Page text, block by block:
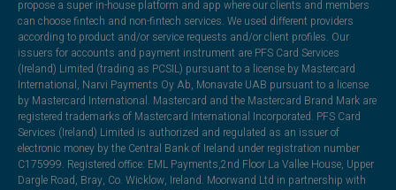
propose a super in-house platform and app where our clients and members
can choose fintech and non-fintech services. We used different providers
according to product and/or service requests and/or client profiles. Our
issuers for accounts and payment instrument are PFS Card Services
(Ireland) Limited (trading as PCSIL) pursuant to a license by Mastercard
International, Narvi Payments Oy Ab, Monavate UAB pursuant to a license
by Mastercard International. Mastercard and the Mastercard Brand Mark are
registered trademarks of Mastercard International Incorporated. PFS Card
Services (Ireland) Limited is authorized and regulated as an issuer of
electronic money by the Central Bank of Ireland under registration number
C175999. Registered office: EML Payments,2nd Floor La Vallee House, Upper
Dargle Road, Bray, Co. Wicklow, Ireland. Moorwand Ltd in partnership with